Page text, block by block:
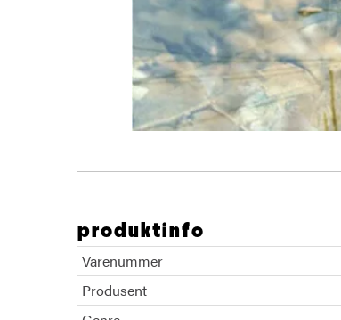
produktinfo
Varenummer
Produsent